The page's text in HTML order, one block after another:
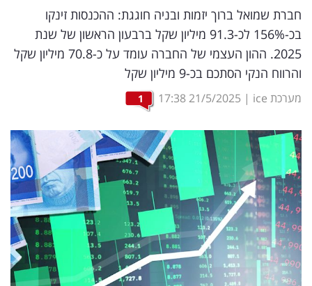
וטק
שיווק
ופרסום
משפט
מדדים
ומחקרים
דעות
רכילות
עסקית
קריפטו
חברת שמואל ברוך יזמות ובניה חוגגת: ההכנסות זינקו
בכ-156% לכ-91.3 מיליון שקל ברבעון הראשון של שנת
2025. ההון העצמי של החברה עומד על כ-70.8 מיליון שקל
והרווח הנקי הסתכם בכ-9 מיליון שקל
מערכת ice |
21/5/2025
17:38
1